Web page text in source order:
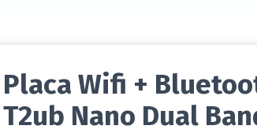
Placa Wifi +
T2ub Nano Dual